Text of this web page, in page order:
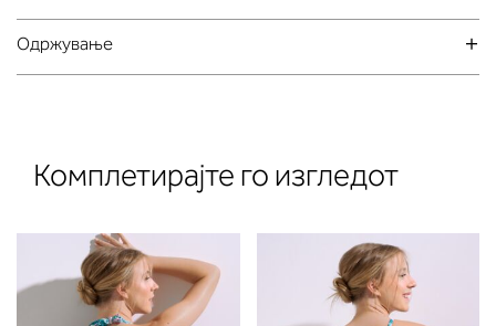
Oдржување
Комплетирајте го изгледот